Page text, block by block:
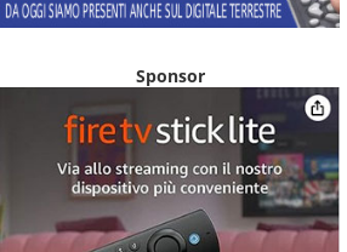
Sponsor